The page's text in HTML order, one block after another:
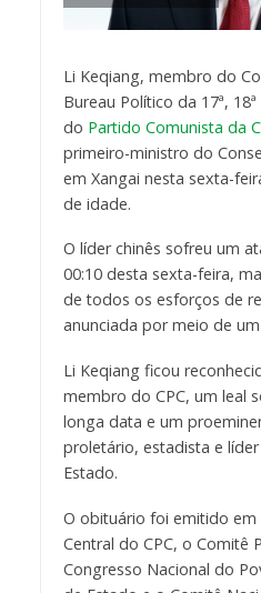
Li Keqiang, membro do
Bureau Político da 17ª,
do Partido Comunista da
primeiro-ministro do
em Xangai nesta sexta-
de idade.
O líder chinês sofreu um
00:10 desta sexta-feira,
de todos os esforços de
anunciada por meio de
Li Keqiang ficou
membro do CPC, um leal
longa data e um
proletário, estadista e
Estado.
O obituário foi emitido
Central do CPC, o Comitê
Congresso Nacional do